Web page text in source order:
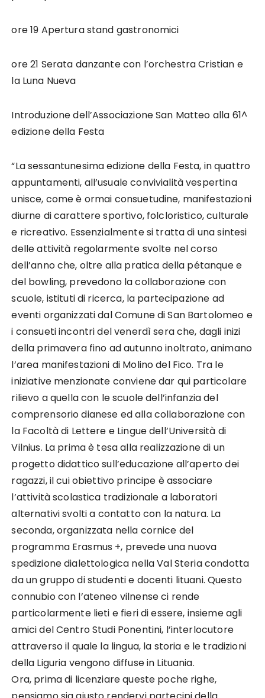
ore 19 Apertura stand gastronomici
ore 21 Serata danzante con l’orchestra Cristian e
la Luna Nueva
Introduzione dell’Associazione San Matteo alla 61^
edizione della Festa
“La sessantunesima edizione della Festa, in quattro
appuntamenti, all’usuale convivialità vespertina
unisce, come è ormai consuetudine, manifestazioni
diurne di carattere sportivo, folcloristico, culturale
e ricreativo. Essenzialmente si tratta di una sintesi
delle attività regolarmente svolte nel corso
dell’anno che, oltre alla pratica della pétanque e
del bowling, prevedono la collaborazione con
scuole, istituti di ricerca, la partecipazione ad
eventi organizzati dal Comune di San Bartolomeo e
i consueti incontri del venerdì sera che, dagli inizi
della primavera fino ad autunno inoltrato, animano
l’area manifestazioni di Molino del Fico. Tra le
iniziative menzionate conviene dar qui particolare
rilievo a quella con le scuole dell’infanzia del
comprensorio dianese ed alla collaborazione con
la Facoltà di Lettere e Lingue dell’Università di
Vilnius. La prima è tesa alla realizzazione di un
progetto didattico sull’educazione all’aperto dei
ragazzi, il cui obiettivo principe è associare
l’attività scolastica tradizionale a laboratori
alternativi svolti a contatto con la natura. La
seconda, organizzata nella cornice del
programma Erasmus +, prevede una nuova
spedizione dialettologica nella Val Steria condotta
da un gruppo di studenti e docenti lituani. Questo
connubio con l’ateneo vilnense ci rende
particolarmente lieti e fieri di essere, insieme agli
amici del Centro Studi Ponentini, l’interlocutore
attraverso il quale la lingua, la storia e le tradizioni
della Liguria vengono diffuse in Lituania.
Ora, prima di licenziare queste poche righe,